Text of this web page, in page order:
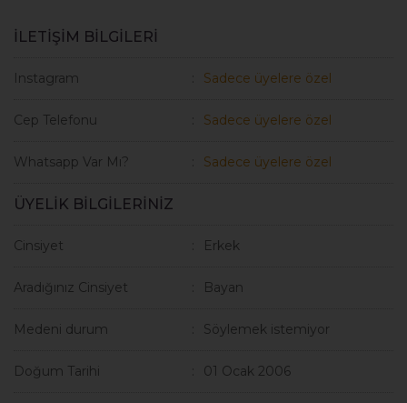
İLETİŞİM BİLGİLERİ
Instagram Sadece üyelere özel
Cep Telefonu Sadece üyelere özel
Whatsapp Var Mı? Sadece üyelere özel
ÜYELİK BİLGİLERİNİZ
Cinsiyet Erkek
Aradığınız Cinsiyet Bayan
Medeni durum Söylemek istemiyor
Doğum Tarihi 01 Ocak 2006